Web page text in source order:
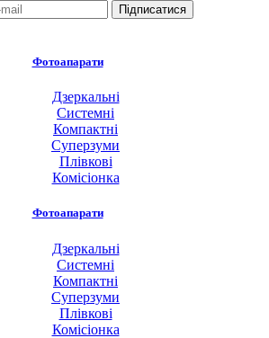
Фотоапарати
Дзеркальні
Системні
Компактні
Суперзуми
Плівкові
Комісіонка
Фотоапарати
Дзеркальні
Системні
Компактні
Суперзуми
Плівкові
Комісіонка